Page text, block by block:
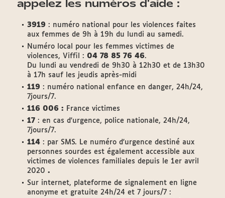
appelez les numéros d'aide :
3919 : numéro national pour les violences faites
aux femmes de 9h à 19h du lundi au samedi.
Numéro local pour les femmes victimes de
violences, Viffil : 04 78 85 76 46.
Du lundi au vendredi de 9h30 à 12h30 et de 13h30
à 17h sauf les jeudis après-midi
119 : numéro national enfance en danger, 24h/24,
7jours/7.
116 006 :
France victimes
17 : en cas d'urgence, police nationale, 24h/24,
7jours/7.
114 : par SMS. Le numéro d'urgence destiné aux
personnes sourdes est également accessible aux
victimes de violences familiales depuis le 1er avril
2020 .
Sur internet, plateforme de signalement en ligne
anonyme et gratuite 24h/24 et 7 jours/7 :